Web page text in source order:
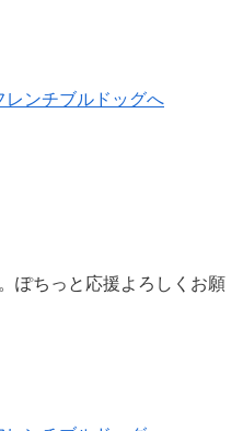
ぽちっと応援よろしくお願